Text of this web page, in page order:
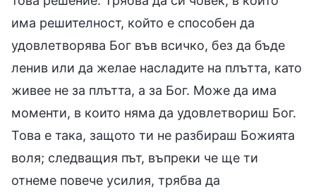
има решителност, който е способен да
удовлетворява Бог във всичко, без да бъде
ленив или да желае насладите на плътта, като
живее не за плътта, а за Бог. Може да има
моменти, в които няма да удовлетвориш Бог.
Това е така, защото ти не разбираш Божията
воля; следващия път, въпреки че ще ти
отнеме повече усилия, трябва да